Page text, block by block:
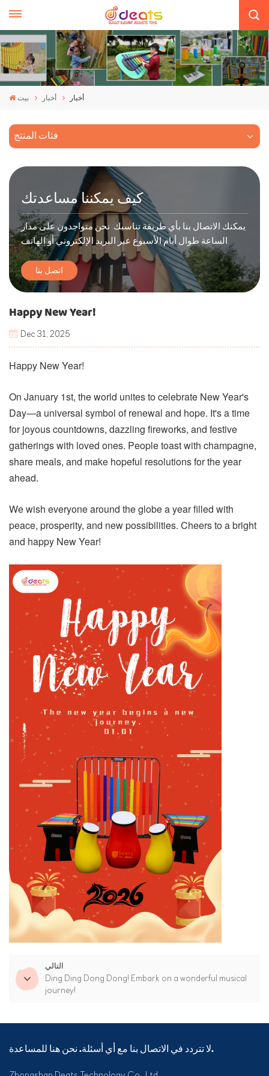
بيت أخبار أخبار
فئات المنتج
كيف يمكننا مساعدتك
يمكنك الاتصال بنا بأي طريقة تناسبك. نحن متواجدون على مدار
الساعة طوال أيام الأسبوع عبر البريد الإلكتروني أو الهاتف.
اتصل بنا
Happy New Year!
Dec 31, 2025
Happy New Year!
On January 1st, the world unites to celebrate New Year's
Day—a universal symbol of renewal and hope. It's a time
for joyous countdowns, dazzling fireworks, and festive
gatherings with loved ones. People toast with champagne,
share meals, and make hopeful resolutions for the year
ahead.
We wish everyone around the globe a year filled with
peace, prosperity, and new possibilities. Cheers to a bright
and happy New Year!
التالي
Ding Ding Dong Dong! Embark on a wonderful musical
journey!
لا تتردد في الاتصال بنا مع أي أسئلة. نحن هنا للمساعدة.